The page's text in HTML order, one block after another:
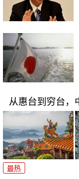
从惠台到穷台，
最热